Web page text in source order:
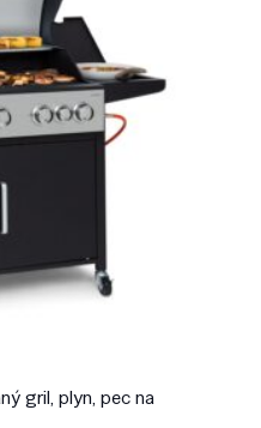
gril, plyn, pec na